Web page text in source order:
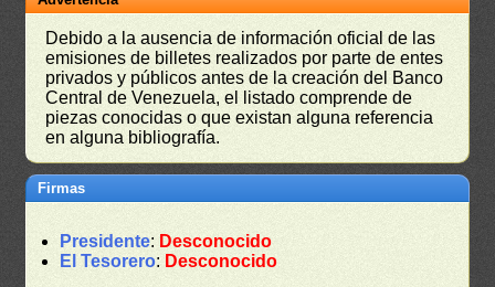
Debido a la ausencia de información oficial de las
emisiones de billetes realizados por parte de entes
privados y públicos antes de la creación del Banco
Central de Venezuela, el listado comprende de
piezas conocidas o que existan alguna referencia
en alguna bibliografía.
Firmas
Presidente: Desconocido
El Tesorero: Desconocido